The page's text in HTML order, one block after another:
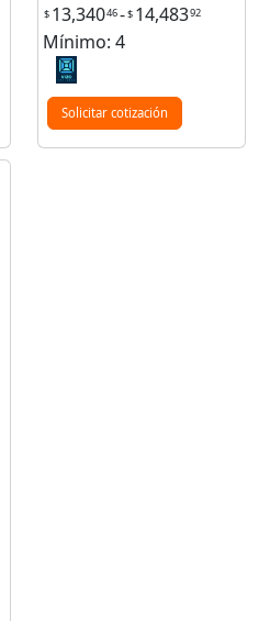
$ 13,34046-$ 14,48392
Mínimo: 4
Solicitar cotización